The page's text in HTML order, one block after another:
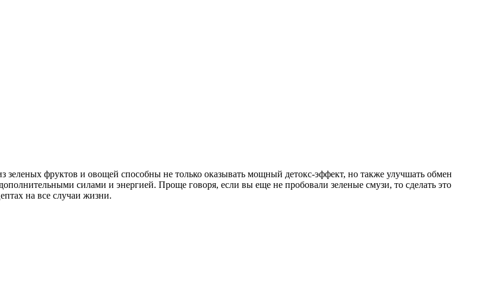
фруктов и овощей способны не только оказывать мощный детокс-эффект, но также улучшать обмен
силами и энергией. Проще говоря, если вы еще не пробовали зеленые смузи, то сделать это
на все случаи жизни.